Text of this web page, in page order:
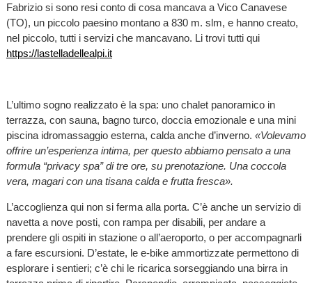
Fabrizio si sono resi conto di cosa mancava a Vico Canavese
(TO), un piccolo paesino montano a 830 m. slm, e hanno creato,
nel piccolo, tutti i servizi che mancavano. Li trovi tutti qui
https://lastelladellealpi.it
L’ultimo sogno realizzato è la spa: uno chalet panoramico in
terrazza, con sauna, bagno turco, doccia emozionale e una mini
piscina idromassaggio esterna, calda anche d’inverno. «Volevamo
offrire un’esperienza intima, per questo abbiamo pensato a una
formula “privacy spa” di tre ore, su prenotazione. Una coccola
vera, magari con una tisana calda e frutta fresca».
L’accoglienza qui non si ferma alla porta. C’è anche un servizio di
navetta a nove posti, con rampa per disabili, per andare a
prendere gli ospiti in stazione o all’aeroporto, o per accompagnarli
a fare escursioni. D’estate, le e-bike ammortizzate permettono di
esplorare i sentieri; c’è chi le ricarica sorseggiando una birra in